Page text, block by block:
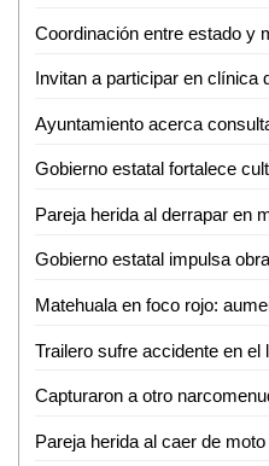
Pareja herida al derrapar en
Trailero sufre accidente en el
Capturaron a otro
Pareja herida al caer de moto